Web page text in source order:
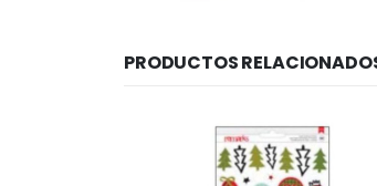
PRODUCTOS